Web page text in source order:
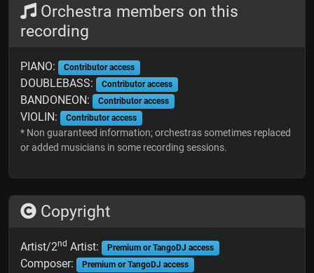
Orchestra members on this
recording
PIANO: Contributor access
DOUBLEBASS: Contributor access
BANDONEON: Contributor access
VIOLIN: Contributor access
* Non guaranteed information; orchestras sometimes replaced
or added musicians in some recording sessions.
Copyright
Artist/2nd Artist: Premium or TangoDJ access
Composer: Premium or TangoDJ access